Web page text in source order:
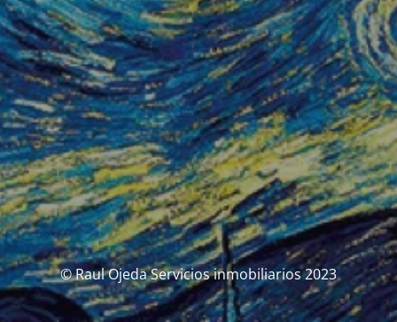
© Raul Ojeda Servicios inmobiliarios 2023